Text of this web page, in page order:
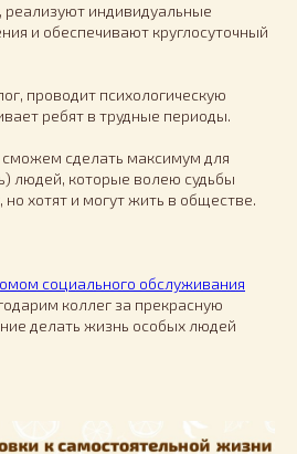
реализуют индивидуальные
и обеспечивают круглосуточный
проводит психологическую
ребят в трудные периоды.
сделать максимум для
людей, которые волею судьбы
но хотят и могут жить в обществе.
социального обслуживания
коллег за прекрасную
делать жизнь особых людей